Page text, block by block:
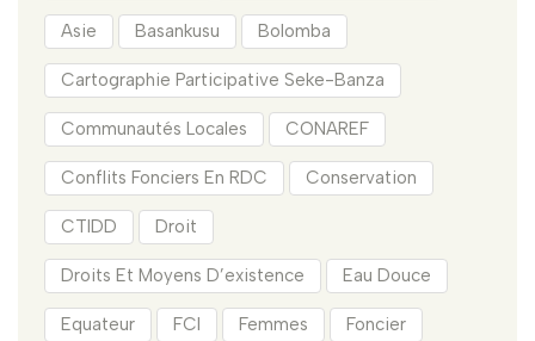
Asie Basankusu Bolomba
Cartographie Participative Seke-Banza
Communautés Locales CONAREF
Conflits Fonciers En RDC Conservation
CTIDD Droit
Droits Et Moyens D’existence Eau Douce
Equateur FCI Femmes Foncier